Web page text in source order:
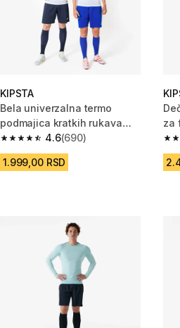
KIPSTA
Bela univerzalna termo
podmajica kratkih rukava
Keepdry 4.6
4.6 od 5 zvezdica from 690 Recenzije
(690)
1.999,00 RSD
za